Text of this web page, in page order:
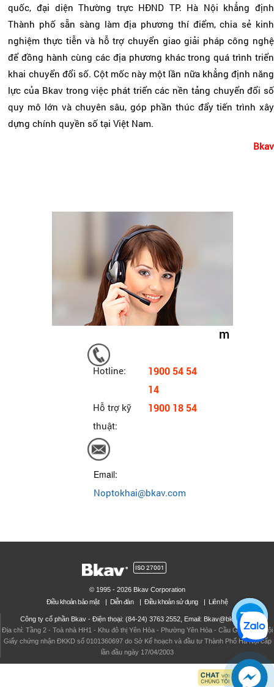
quốc, đại diện Thường trực HĐND TP. Hà Nội khẳng định
Thành phố sẵn sàng làm địa phương thí điểm, chia sẻ kinh
nghiệm thực tiễn và hỗ trợ chuyển giao giải pháp công nghệ
để đồng hành cùng các địa phương khác trong quá trình triển
khai chuyển đổi số. Cột mốc này một lần nữa khẳng định năng
lực của Bkav trong việc phát triển các nền tảng chuyển đổi số
quy mô lớn và chuyên sâu, góp phần thúc đẩy tiến trình xây
dựng chính quyền số tại Việt Nam.
Bkav
Hotline:
1900 54 54
14
Hỗ trợ kỹ
thuật:
1900 18 54
Email:
Noptokhai@bkav.com
m
ISO 27001
© 1995 - 2026 Bkav Corporation
Điều khoản bảo mật
Diễn đàn Điều khoản sử dụng Liên hệ
Công ty cổ phần Bkav - Điện thoại: (84-24) 3763 2552, Email: Bkav@bkav.com
Địa chỉ: Tầng 2 - Toà nhà HH1 - Khu đô thị Yên Hòa - Phường Yên Hòa - Cầu Giấy - Hà Nội
Giấy chứng nhận ĐKKD số 0101360697 do Sở Kế hoạch và đầu tư Thành Phố Hà Nội cấp
lần đầu ngày 17/04/2003